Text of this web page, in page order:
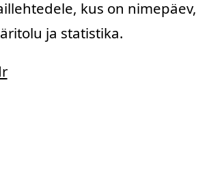
kus on nimepäev,
ja statistika.